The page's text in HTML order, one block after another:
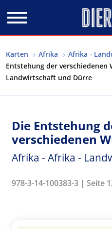
Karten Afrika Afrika -
Entstehung der verschiedenen
Landwirtschaft und Dürre
Die Entstehung
verschiedenen
Afrika - Afrika -
978-3-14-100383-3 | Seite